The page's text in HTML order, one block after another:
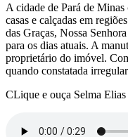
A cidade de Pará de
casas e calçadas em
das Graças, Nossa
para os dias atuais. A
proprietário do imóvel.
quando constatada
CLique e ouça Selma Elias